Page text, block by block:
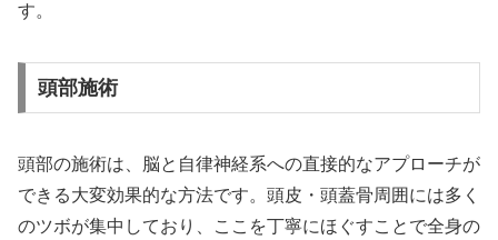
す。
頭部施術
頭部の施術は、脳と自律神経系への直接的なアプローチが
できる大変効果的な方法です。頭皮・頭蓋骨周囲には多く
のツボが集中しており、ここを丁寧にほぐすことで全身の